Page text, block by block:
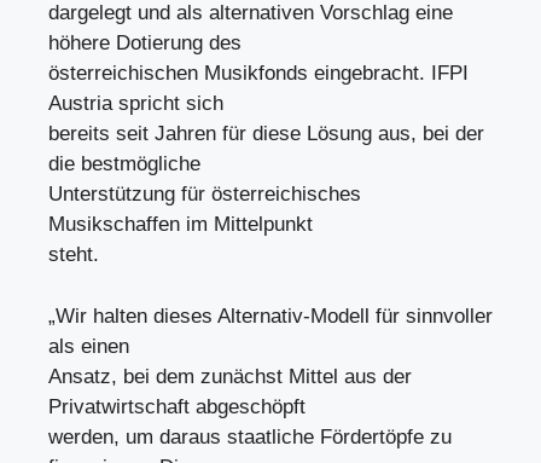
dargelegt und als alternativen Vorschlag eine
höhere Dotierung des
österreichischen Musikfonds eingebracht. IFPI
Austria spricht sich
bereits seit Jahren für diese Lösung aus, bei der
die bestmögliche
Unterstützung für österreichisches
Musikschaffen im Mittelpunkt
steht.
„Wir halten dieses Alternativ-Modell für sinnvoller
als einen
Ansatz, bei dem zunächst Mittel aus der
Privatwirtschaft abgeschöpft
werden, um daraus staatliche Fördertöpfe zu